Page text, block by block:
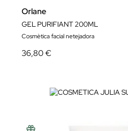
Orlane
GEL PURIFIANT 200ML
Cosmètica facial netejadora
36,80 €